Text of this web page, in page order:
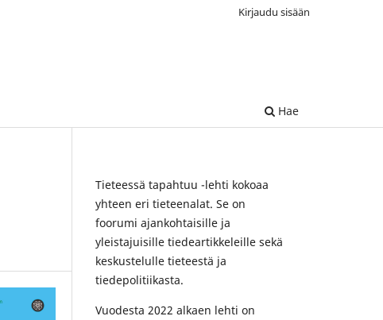
Hae
Kirjaudu sisään
Tieteessä tapahtuu -lehti kokoaa
yhteen eri tieteenalat. Se on
foorumi ajankohtaisille ja
yleistajuisille tiedeartikkeleille sekä
keskustelulle tieteestä ja
tiedepolitiikasta.
Vuodesta 2022 alkaen lehti on